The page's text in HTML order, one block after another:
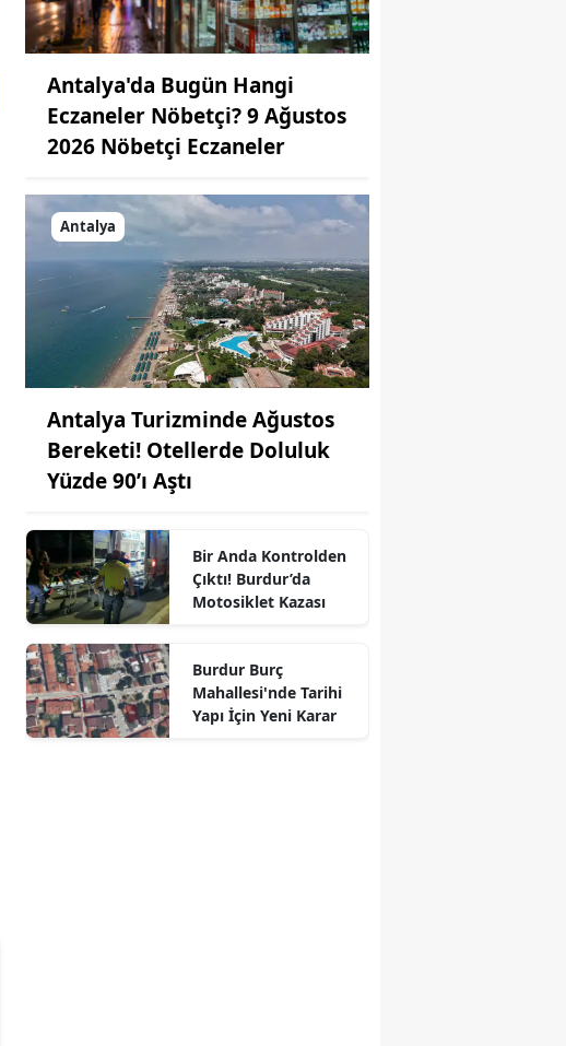
Antalya'da Bugün Hangi
Eczaneler Nöbetçi? 9 Ağustos
2026 Nöbetçi Eczaneler
Antalya
Antalya Turizminde Ağustos
Bereketi! Otellerde Doluluk
Yüzde 90’ı Aştı
Bir Anda Kontrolden
Çıktı! Burdur’da
Motosiklet Kazası
Burdur Burç
Mahallesi'nde Tarihi
Yapı İçin Yeni Karar